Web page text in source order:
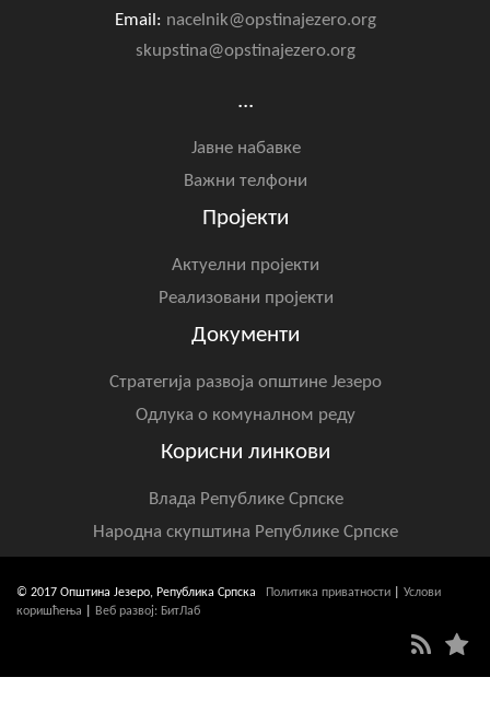
Email: nacelnik@opstinajezero.org
skupstina@opstinajezero.org
...
Јавне набавке
Важни телфони
Пројекти
Актуелни пројекти
Реализовани пројекти
Документи
Стратегија развоја општине Језеро
Одлука о комуналном реду
Корисни линкови
Влада Републике Српске
Народна скупштина Републике Српске
© 2017 Општина Језеро, Република Српска Политика приватности
Услови
коришћења
Веб развој: БитЛаб